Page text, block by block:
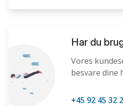
Har du
Vores
besvare dine
+45 92 45 32